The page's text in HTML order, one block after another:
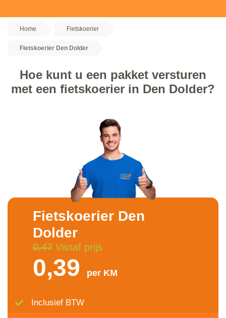
Home Fietskoerier
Fietskoerier Den Dolder
Hoe kunt u een pakket versturen
met een fietskoerier in Den Dolder?
Fietskoerier Den
Dolder
0,47Vanaf prijs
0,39 per KM
Inclusief BTW